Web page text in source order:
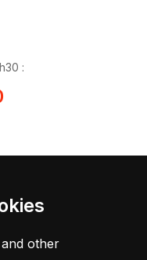
other
: